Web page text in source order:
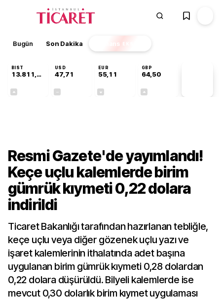
Bugün Son Dakika Finans EKSTRA
BIST
13.811,60
USD
47,71
EUR
55,11
GBP
64,50
Resmi Gazete'de yayımlandı!
Keçe uçlu kalemlerde birim
gümrük kıymeti 0,22 dolara
indirildi
Ticaret Bakanlığı tarafından hazırlanan tebliğle,
keçe uçlu veya diğer gözenek uçlu yazı ve
işaret kalemlerinin ithalatında adet başına
uygulanan birim gümrük kıymeti 0,28 dolardan
0,22 dolara düşürüldü. Bilyeli kalemlerde ise
mevcut 0,30 dolarlık birim kıymet uygulaması